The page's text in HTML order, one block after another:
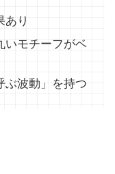
あり
いモチーフがベ
ぶ波動」を持つ